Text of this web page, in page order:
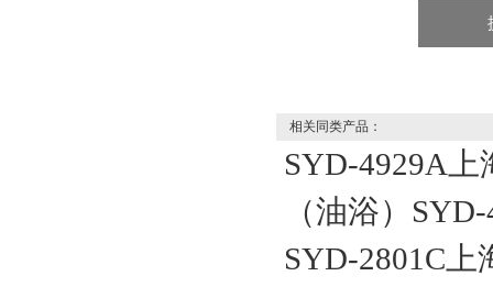
相关同类产品：
SYD-4929A
（油浴）
SYD-2801C